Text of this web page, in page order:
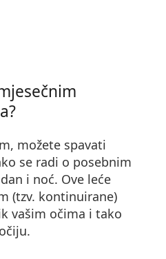
možete spavati
se radi o posebnim
i noć. Ove leće
(tzv. kontinuirane)
vašim očima i tako